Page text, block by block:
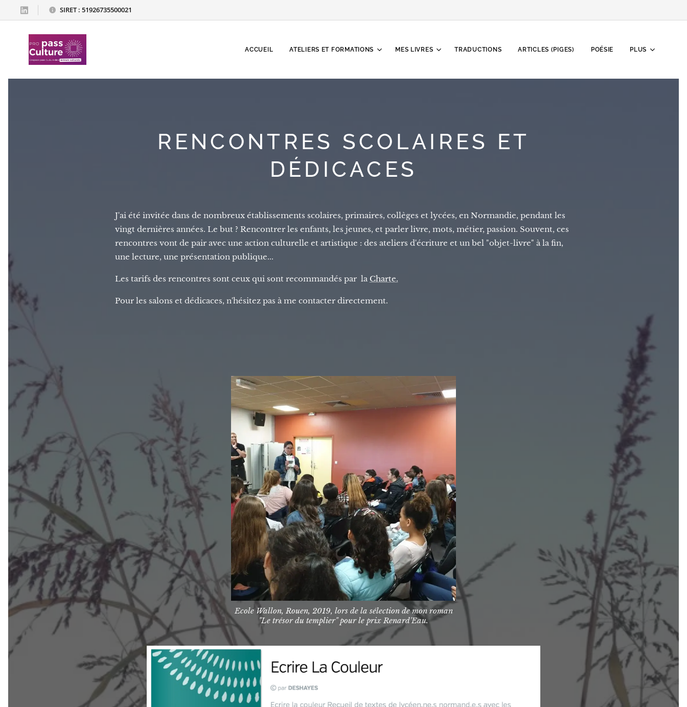
SIRET : 51926735500021
ACCUEIL ATELIERS ET FORMATIONS MES LIVRES TRADUCTIONS ARTICLES (PIGES) POÉSIE PLUS
RENCONTRES SCOLAIRES ET
DÉDICACES
J'ai été invitée dans de nombreux établissements scolaires, primaires, collèges et lycées, en Normandie, pendant les
vingt dernières années. Le but ? Rencontrer les enfants, les jeunes, et parler livre, mots, métier, passion. Souvent, ces
rencontres vont de pair avec une action culturelle et artistique : des ateliers d'écriture et un bel "objet-livre" à la fin,
une lecture, une présentation publique...
Les tarifs des rencontres sont ceux qui sont recommandés par la Charte.
Pour les salons et dédicaces, n'hésitez pas à me contacter directement.
Ecole Wallon, Rouen, 2019, lors de la sélection de mon roman
"Le trésor du templier" pour le prix Renard'Eau.